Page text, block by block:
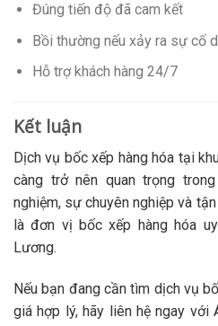
Đúng tiến độ đã cam kết
Bồi thường nếu xảy ra sự cố
Hỗ trợ khách hàng 24/7
Kết luận
Dịch vụ bốc xếp hàng hóa tại
càng trở nên quan trọng
nghiệm, sự chuyên nghiệp và
là đơn vị bốc xếp hàng hóa
Lương.
Nếu bạn đang cần tìm dịch vụ
giá hợp lý, hãy liên hệ ngay